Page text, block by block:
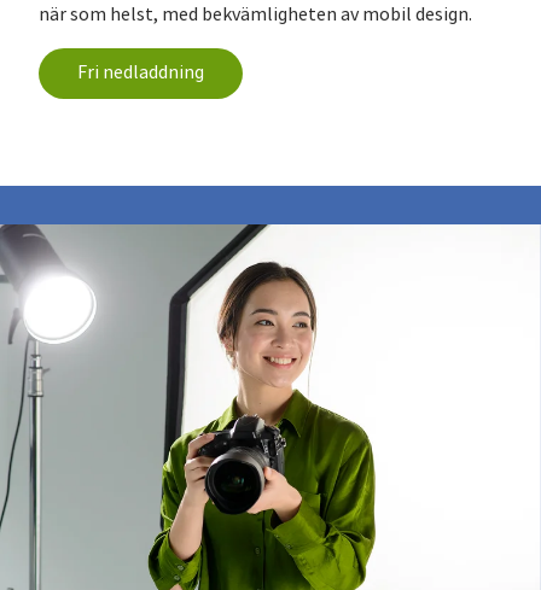
när som helst, med bekvämligheten av mobil design.
Fri nedladdning